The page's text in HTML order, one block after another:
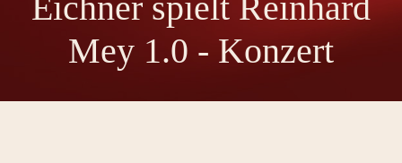
Mey 1.0 - Konzert